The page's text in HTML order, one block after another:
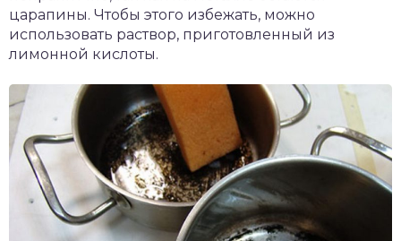
царапины. Чтобы этого избежать, можно
использовать раствор, приготовленный из
лимонной кислоты.